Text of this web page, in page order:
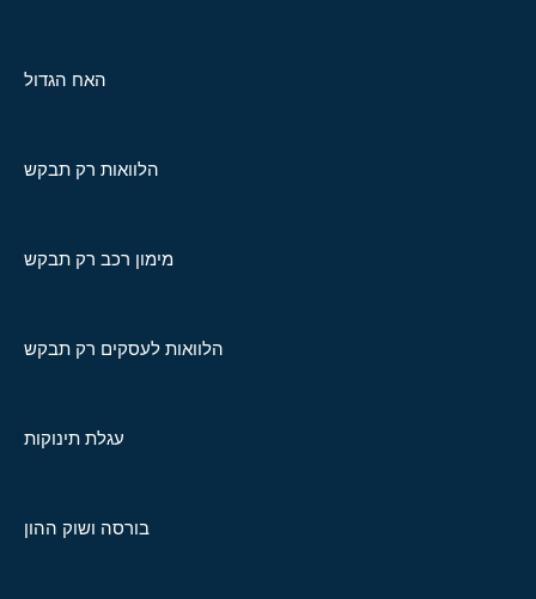
האח הגדול
הלוואות רק תבקש
מימון רכב רק תבקש
הלוואות לעסקים רק תבקש
עגלת תינוקות
בורסה ושוק ההון